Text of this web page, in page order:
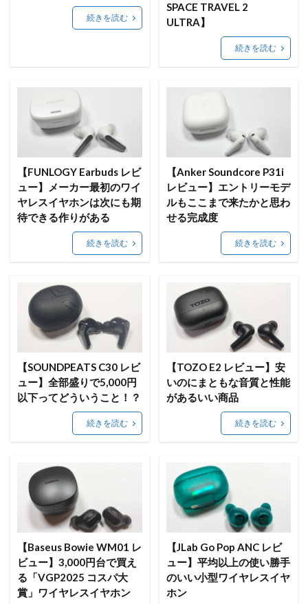
続きを読む
SPACE TRAVEL 2
ULTRA】
続きを読む
【FUNLOGY Earbuds レビ
ュー】メーカー最初のワイ
ヤレスイヤホンは次にも期
待できる作りがある
続きを読む
【Anker Soundcore P31i
レビュー】エントリーモデ
ルもここまで来たかと思わ
せる完成度
続きを読む
【SOUNDPEATS C30 レビ
ュー】全部盛りで5,000円
以下ってどういうこと！？
続きを読む
【TOZO E2 レビュー】安
いのにまともな音質と性能
があるいい商品
続きを読む
【Baseus Bowie WM01 レ
ビュー】3,000円台で買え
る「VGP2025 コスパ大
賞」ワイヤレスイヤホン
【JLab Go Pop ANC レビ
ュー】平均以上の使い勝手
のいい小型ワイヤレスイヤ
ホン